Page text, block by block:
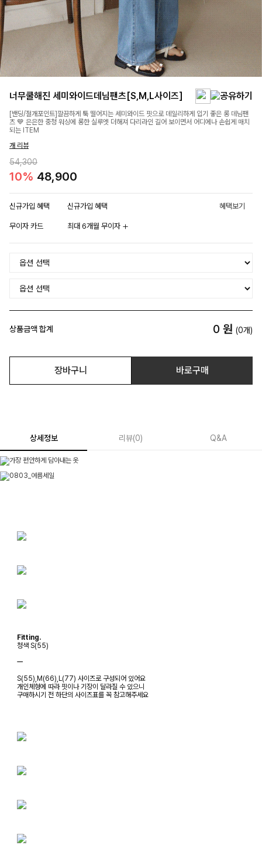
너무쿨해진 세미와이드데님팬츠[S,M,L사이즈]
[밴딩/절개포인트]깔끔하게 툭 떨어지는 세미와이드 핏으로 데일리하게 입기 좋은 롱 데님팬
츠 💙 은은한 중청 워싱에 롱한 실루엣 더해져 다리라인 길어 보이면서 어디에나 손쉽게 매치
되는 ITEM
개 리뷰
54,300
10% 48,900
신규가입 혜택 신규가입 혜택 혜택보기
무이자 카드 최대 6개월 무이자
상품금액 합계 0 원 (0개)
장바구니 바로구매
상세정보 리뷰(0) Q&A
Fitting.
청색 S(55)
ㅡ
S(55),M(66),L(77) 사이즈로 구성되어 있어요
개인체형에 따라 핏이나 기장이 달라질 수 있으니
구매하시기 전 하단의 사이즈표를 꼭 참고해주세요